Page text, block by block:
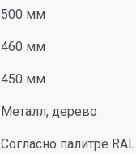
500 мм
460 мм
450 мм
Металл, дерево
Согласно палитре RAL